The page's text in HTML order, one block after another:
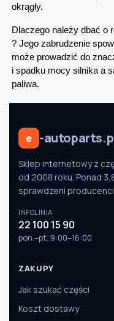
okrągły.
Dlaczego należy dbać o
? Jego zabrudzenie
może prowadzić do
i spadku mocy silnika a
paliwa.
e -autoparts.
Sklep internetowy z
od 2008 roku. Ponad
sprawdzeni
INFOLINIA
22 100 15 90
pon.–pt. 9:00–16:00
ZAKUPY
Jak szukać części
Koszt dostawy